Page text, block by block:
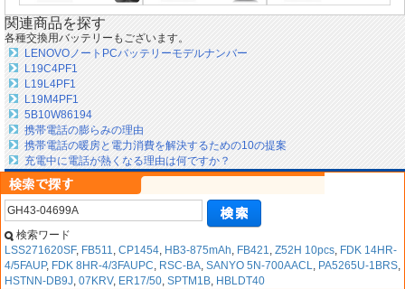
関連商品を探す
各種交換用バッテリーもございます。
LENOVOノートPCバッテリーモデルナンバー
L19C4PF1
L19L4PF1
L19M4PF1
5B10W86194
携帯電話の膨らみの理由
携帯電話の暖房と電力消費を解決するための10の提案
充電中に電話が熱くなる理由は何ですか？
検索ワード
LSS271620SF, FB511, CP1454, HB3-875mAh, FB421, Z52H 10pcs, FDK 14HR-
4/5FAUP, FDK 8HR-4/3FAUPC, RSC-BA, SANYO 5N-700AACL, PA5265U-1BRS,
HSTNN-DB9J, 07KRV, ER17/50, SPTM1B, HBLDT40